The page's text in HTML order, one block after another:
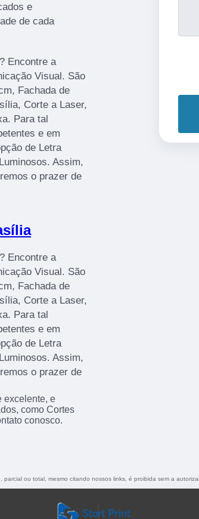
e
de cada
Encontre a
Visual. São
Fachada de
Corte a Laser,
Para tal
e em
de Letra
Assim,
o prazer de
Encontre a
Visual. São
Fachada de
Corte a Laser,
Para tal
e em
de Letra
Assim,
o prazer de
excelente, e
como Cortes
conosco.
ou total, mesmo citando nossos links, é proibida sem a